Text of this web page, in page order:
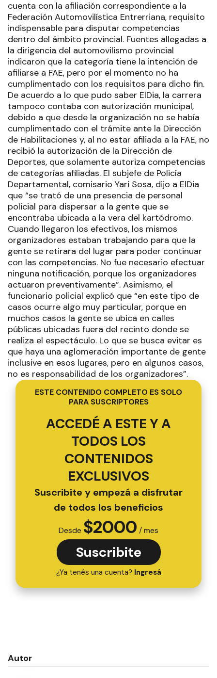
cuenta con la afiliación correspondiente a la
Federación Automovilística Entrerriana, requisito
indispensable para disputar competencias
dentro del ámbito provincial. Fuentes allegadas a
la dirigencia del automovilismo provincial
indicaron que la categoría tiene la intención de
afiliarse a FAE, pero por el momento no ha
cumplimentado con los requisitos para dicho fin.
De acuerdo a lo que pudo saber ElDia, la carrera
tampoco contaba con autorización municipal,
debido a que desde la organización no se había
cumplimentado con el trámite ante la Dirección
de Habilitaciones y, al no estar afiliada a la FAE, no
recibió la autorización de la Dirección de
Deportes, que solamente autoriza competencias
de categorías afiliadas. El subjefe de Policía
Departamental, comisario Yari Sosa, dijo a ElDia
que “se trató de una presencia de personal
policial para dispersar a la gente que se
encontraba ubicada a la vera del kartódromo.
Cuando llegaron los efectivos, los mismos
organizadores estaban trabajando para que la
gente se retirara del lugar para poder continuar
con las competencias. No fue necesario efectuar
ninguna notificación, porque los organizadores
actuaron preventivamente”. Asimismo, el
funcionario policial explicó que “en este tipo de
casos ocurre algo muy particular, porque en
muchos casos la gente se ubica en calles
públicas ubicadas fuera del recinto donde se
realiza el espectáculo. Lo que se busca evitar es
que haya una aglomeración importante de gente
inclusive en esos lugares, pero en algunos casos,
no es responsabilidad de los organizadores”.
ESTE CONTENIDO COMPLETO ES SOLO
PARA SUSCRIPTORES
ACCEDÉ A ESTE Y A
TODOS LOS
CONTENIDOS
EXCLUSIVOS
Suscribite y empezá a disfrutar
de todos los beneficios
Desde $2000 / mes
Suscribite
¿Ya tenés una cuenta? Ingresá
Autor